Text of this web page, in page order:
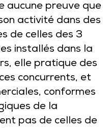
aucune preuve que
activité dans des
de celles des 3
installés dans la
elle pratique des
concurrents, et
conformes
de la
pas de celles de